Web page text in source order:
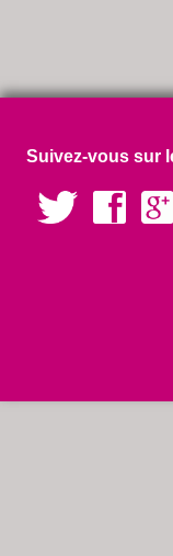
Suivez-vous sur